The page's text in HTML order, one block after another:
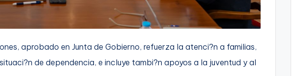
aprobado en Junta de Gobierno, refuerza la atenci?n a familias,
de dependencia, e incluye tambi?n apoyos a la juventud y al